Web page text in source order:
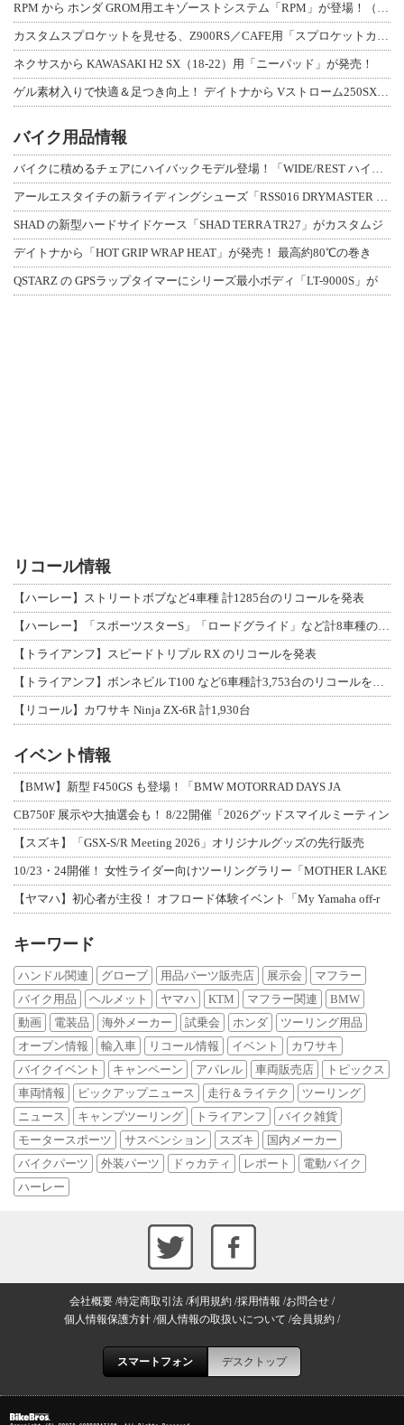
RPM から ホンダ GROM用エキゾーストシステム「RPM」が登場！（動画あり
カスタムスプロケットを見せる、Z900RS／CAFE用「スプロケットカバーフルキ
ネクサスから KAWASAKI H2 SX（18-22）用「ニーパッド」が発売！
ゲル素材入りで快適＆足つき向上！ デイトナから Vストローム250SX用「快適ロ
バイク用品情報
バイクに積めるチェアにハイバックモデル登場！「WIDE/REST ハイバックチェ
アールエスタイチの新ライディングシューズ「RSS016 DRYMASTER スト
SHAD の新型ハードサイドケース「SHAD TERRA TR27」がカスタムジ
デイトナから「HOT GRIP WRAP HEAT」が発売！ 最高約80℃の巻き
QSTARZ の GPSラップタイマーにシリーズ最小ボディ「LT-9000S」が
リコール情報
【ハーレー】ストリートボブなど4車種 計1285台のリコールを発表
【ハーレー】「スポーツスターS」「ロードグライド」など計8車種のリコールを発表
【トライアンフ】スピードトリプル RX のリコールを発表
【トライアンフ】ボンネビル T100 など6車種計3,753台のリコールを発表
【リコール】カワサキ Ninja ZX-6R 計1,930台
イベント情報
【BMW】新型 F450GS も登場！「BMW MOTORRAD DAYS JA
CB750F 展示や大抽選会も！ 8/22開催「2026グッドスマイルミーティン
【スズキ】「GSX-S/R Meeting 2026」オリジナルグッズの先行販売
10/23・24開催！ 女性ライダー向けツーリングラリー「MOTHER LAKE
【ヤマハ】初心者が主役！ オフロード体験イベント「My Yamaha off-r
キーワード
ハンドル関連 グローブ 用品パーツ販売店 展示会
マフラー
バイク用品
ヘルメット ヤマハ KTM マフラー関連
BMW
動画
電装品 海外メーカー 試乗会 ホンダ
ツーリング用品
オープン情報
輸入車 リコール情報 イベント
カワサキ
バイクイベント
キャンペーン アパレル 車両販売店
トピックス
車両情報
ピックアップニュース 走行＆ライテク
ツーリング
ニュース
キャンプツーリング トライアンフ
バイク雑貨
モータースポーツ
サスペンション スズキ
国内メーカー
バイクパーツ
外装パーツ ドゥカティ レポート
電動バイク
ハーレー
会社概要 特定商取引法 利用規約 採用情報 お問合せ
個人情報保護方針 個人情報の取扱いについて 会員規約
スマートフォン デスクトップ